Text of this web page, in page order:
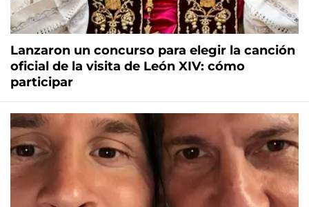
Lanzaron un concurso para elegir la canción
oficial de la visita de León XIV: cómo
participar